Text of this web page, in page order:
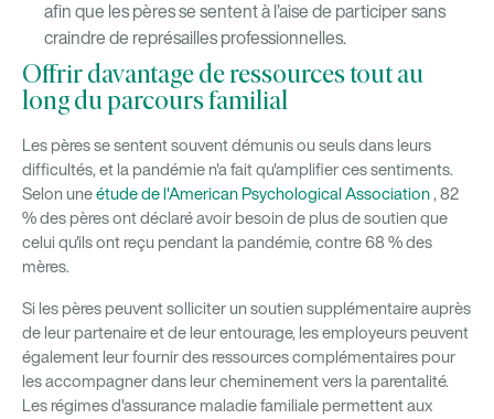
afin que les pères se sentent à l’aise de participer sans
craindre de représailles professionnelles.
Offrir davantage de ressources tout au
long du parcours familial
Les pères se sentent souvent démunis ou seuls dans leurs
difficultés, et la pandémie n'a fait qu'amplifier ces sentiments.
Selon uneétude de l'American Psychological Association, 82
% des pères ont déclaré avoir besoin de plus de soutien que
celui qu'ils ont reçu pendant la pandémie, contre 68 % des
mères.
Si les pères peuvent solliciter un soutien supplémentaire auprès
de leur partenaire et de leur entourage, les employeurs peuvent
également leur fournir des ressources complémentaires pour
les accompagner dans leur cheminement vers la parentalité.
Les régimes d'assurance maladie familiale permettent aux